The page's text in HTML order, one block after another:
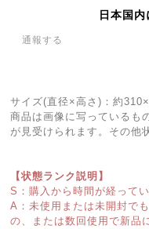
日本国
通報する
サイズ(直径×高さ)：約
商品は画像に写っているも
が見受けられます。その他
【状態ランク説明】
S：購入から時間が経って
A：未使用または未開封で
の、または数回使用で新品